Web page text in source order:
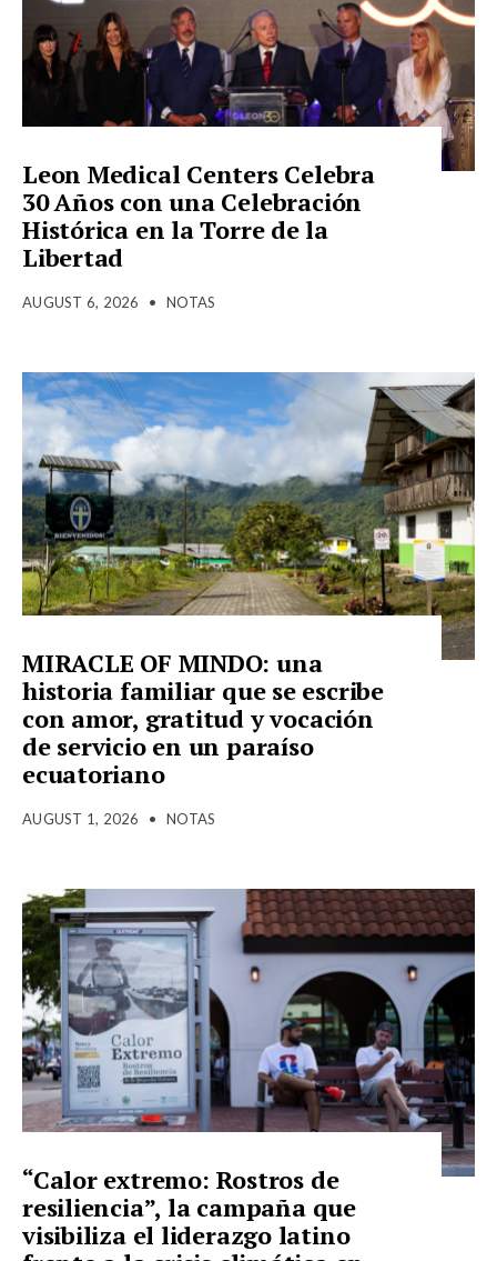
Leon Medical Centers Celebra
30 Años con una Celebración
Histórica en la Torre de la
Libertad
AUGUST 6, 2026 • NOTAS
MIRACLE OF MINDO: una
historia familiar que se escribe
con amor, gratitud y vocación
de servicio en un paraíso
ecuatoriano
AUGUST 1, 2026 • NOTAS
“Calor extremo: Rostros de
resiliencia”, la campaña que
visibiliza el liderazgo latino